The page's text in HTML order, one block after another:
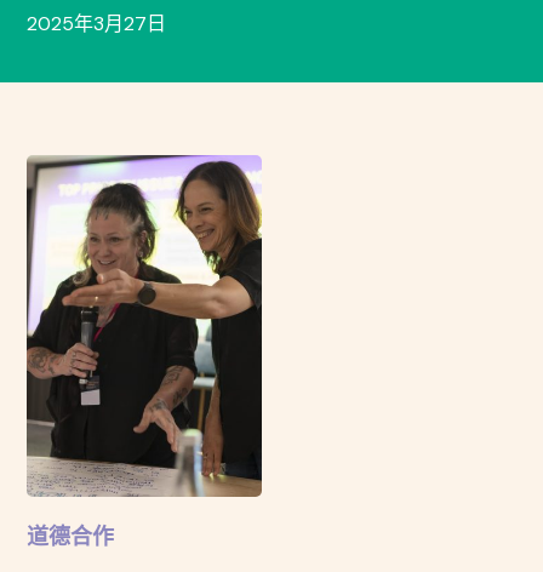
2025年3月27日
道德合作